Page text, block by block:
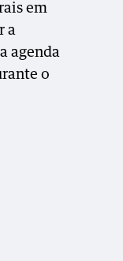
em
a
agenda
o